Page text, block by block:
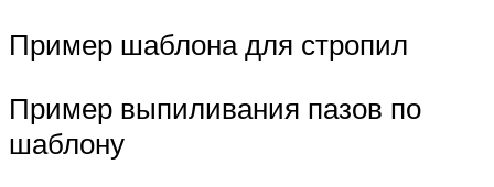
Пример шаблона для стропил
Пример выпиливания пазов по
шаблону